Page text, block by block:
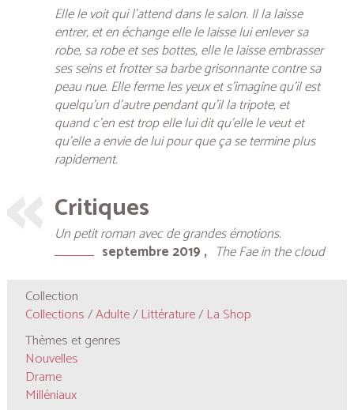
Elle le voit qui l’attend dans le salon. Il la laisse
entrer, et en échange elle le laisse lui enlever sa
robe, sa robe et ses bottes, elle le laisse embrasser
ses seins et frotter sa barbe grisonnante contre sa
peau nue. Elle ferme les yeux et s’imagine qu’il est
quelqu’un d’autre pendant qu’il la tripote, et
quand c’en est trop elle lui dit qu’elle le veut et
qu’elle a envie de lui pour que ça se termine plus
rapidement.
Critiques
Un petit roman avec de grandes émotions.
septembre 2019
The Fae in the cloud
Collection
Collections/Adulte/ Littérature/ La Shop
Thèmes et genres
Nouvelles
Drame
Milléniaux